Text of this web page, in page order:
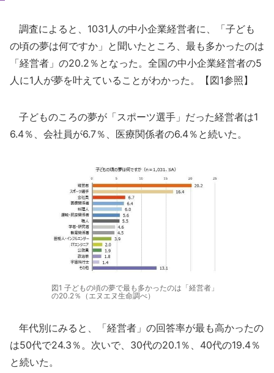
調査によると、1031人の中小企業経営者に、「子ども
の頃の夢は何ですか」と聞いたところ、最も多かったのは
「経営者」の20.2％となった。全国の中小企業経営者の5
人に1人が夢を叶えていることがわかった。【図1参照】
子どものころの夢が「スポーツ選手」だった経営者は1
6.4％、会社員が6.7％、医療関係者の6.4％と続いた。
図1 子どもの頃の夢で最も多かったのは「経営者」
の20.2％（エヌエヌ生命調べ）
年代別にみると、「経営者」の回答率が最も高かったの
は50代で24.3％。次いで、30代の20.1％、40代の19.4％
と続いた。